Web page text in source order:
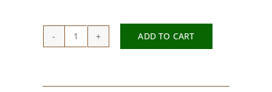
Capacitación
de
ADD TO CART